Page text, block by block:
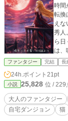
時間
転換
えない。 42歳、バツイチのプロジ
秀人
ら日々を
は、
現れた“
ョン
を駆
管理
やり
すための再起動
取り
ファンタジー 完結 長
24h.ポイント 21pt
小説 25,828 位 /
大人のファンタジー
自宅ダンジョン
猫